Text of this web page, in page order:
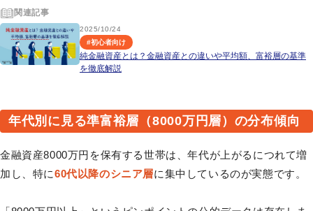
関連記事
2025/10/24
#初心者向け
純金融資産とは？金融資産との違いや平均額、富裕層の基準
を徹底解説
年代別に見る準富裕層（8000万円層）の分布傾向
金融資産8000万円を保有する世帯は、年代が上がるにつれて増
加し、特に60代以降のシニア層に集中しているのが実態です。